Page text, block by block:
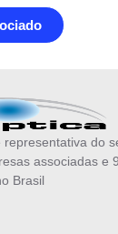
representativa do
associadas e
Brasil